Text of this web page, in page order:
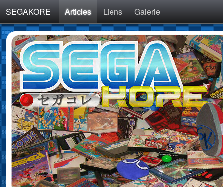
SEGAKORE Articles Liens Galerie